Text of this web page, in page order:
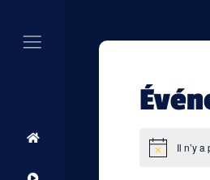
Notice Il n’y